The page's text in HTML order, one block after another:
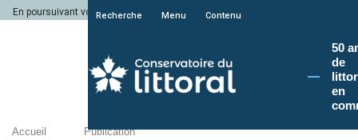
En poursuivant votre navigation sur le site du Conservatoire du littoral, vous
Recherche Menu Contenu
50
de
en
Accueil Publication